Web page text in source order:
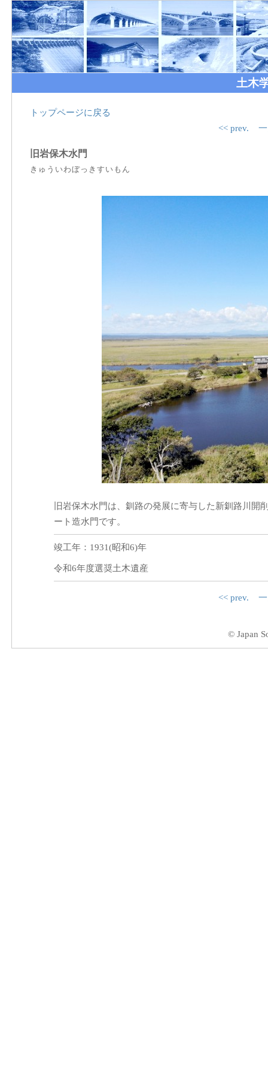
土木
トップページに戻る
<< prev.
旧岩保木水門
きゅういわぼっきすいもん
旧岩保木水門は、釧路の発展に寄与した新釧路川
ート造水門です。
竣工年：1931(昭和6)年
令和6年度選奨土木遺産
<< prev.
© Japan